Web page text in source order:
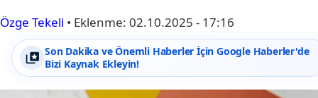
Özge Tekeli • Eklenme: 02.10.2025 - 17:16
Son Dakika ve Önemli Haberler İçin Google Haberler'de
Bizi Kaynak Ekleyin!